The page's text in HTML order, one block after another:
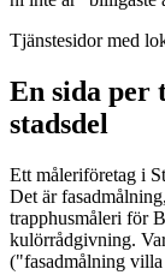
Tjänstesidor med
En sida per
stadsdel
Ett måleriföretag i
Det är
trapphusmåleri för
kulörrådgivning.
("fasadmålning